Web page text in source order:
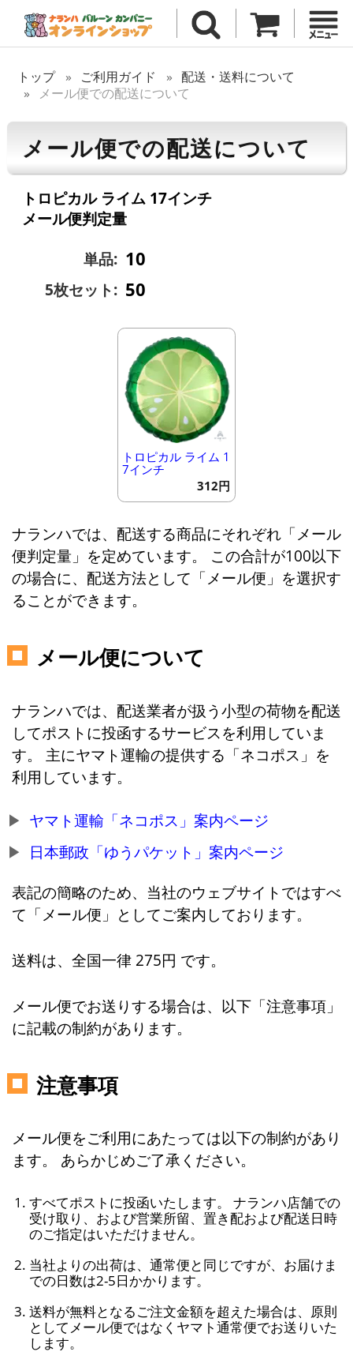
トップ ご利用ガイド
配送・送料について
メール便での配送について
メール便での配送について
トロピカル ライム 17インチ
メール便判定量
単品: 10
5枚セット: 50
トロピカル ライム 1
7インチ
312円
ナランハでは、配送する商品にそれぞれ「メール
便判定量」を定めています。 この合計が100以下
の場合に、配送方法として「メール便」を選択す
ることができます。
メール便について
ナランハでは、配送業者が扱う小型の荷物を配送
してポストに投函するサービスを利用していま
す。 主にヤマト運輸の提供する「ネコポス」を
利用しています。
ヤマト運輸「ネコポス」案内ページ
日本郵政「ゆうパケット」案内ページ
表記の簡略のため、当社のウェブサイトではすべ
て「メール便」としてご案内しております。
送料は、全国一律 275円 です。
メール便でお送りする場合は、以下「注意事項」
に記載の制約があります。
注意事項
メール便をご利用にあたっては以下の制約があり
ます。 あらかじめご了承ください。
すべてポストに投函いたします。 ナランハ店舗での
受け取り、および営業所留、置き配および配送日時
のご指定はいただけません。
当社よりの出荷は、通常便と同じですが、お届けま
での日数は2-5日かかります。
送料が無料となるご注文金額を超えた場合は、原則
としてメール便ではなくヤマト通常便でお送りいた
します。